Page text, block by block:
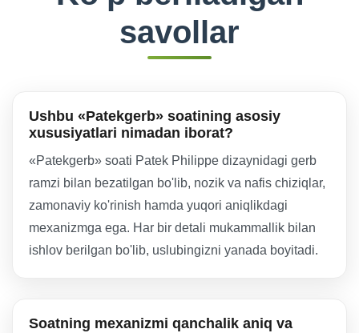
savollar
Ushbu «Patekgerb» soatining asosiy
xususiyatlari nimadan iborat?
«Patekgerb» soati Patek Philippe dizaynidagi gerb
ramzi bilan bezatilgan bo'lib, nozik va nafis chiziqlar,
zamonaviy ko'rinish hamda yuqori aniqlikdagi
mexanizmga ega. Har bir detali mukammallik bilan
ishlov berilgan bo'lib, uslubingizni yanada boyitadi.
Soatning mexanizmi qanchalik aniq va